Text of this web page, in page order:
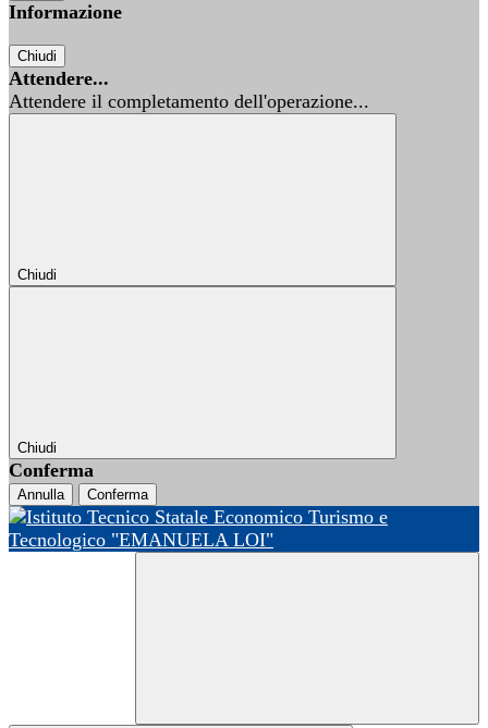
Informazione
Chiudi
Attendere...
Attendere il completamento dell'operazione...
Chiudi
Chiudi
Conferma
Annulla Conferma